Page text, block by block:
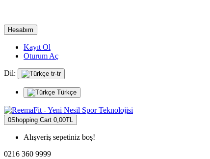
Hesabım
Kayıt Ol
Oturum Aç
Dil: tr-tr
Türkçe
0Shopping Cart 0,00TL
Alışveriş sepetiniz boş!
0216 360 9999